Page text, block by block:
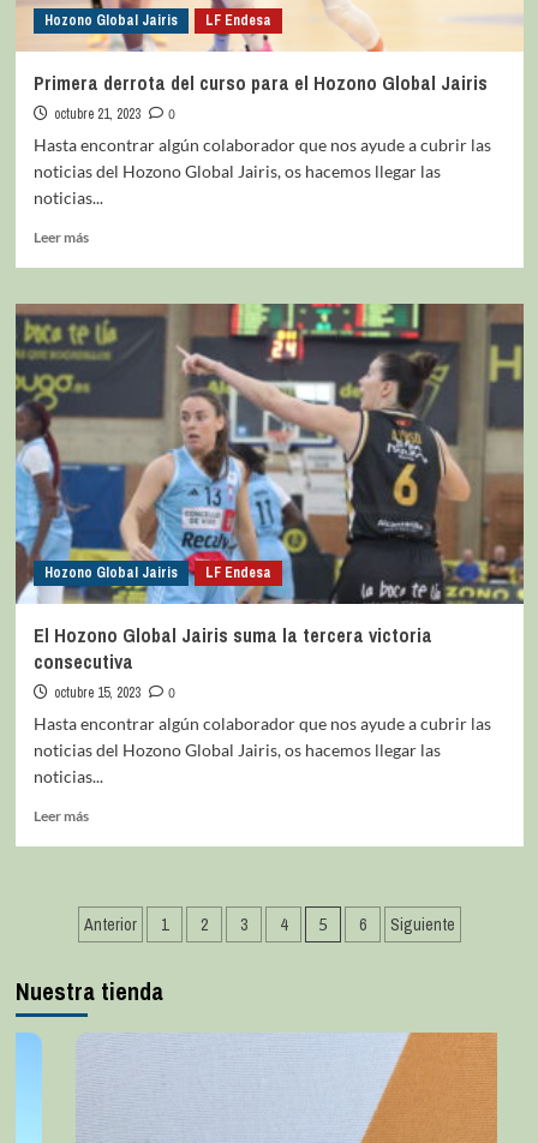
Hozono Global Jairis LF Endesa
Primera derrota del curso para el Hozono Global Jairis
octubre 21, 2023
0
Hasta encontrar algún colaborador que nos ayude a cubrir las
noticias del Hozono Global Jairis, os hacemos llegar las
noticias...
Leer más
Hozono Global Jairis LF Endesa
El Hozono Global Jairis suma la tercera victoria
consecutiva
octubre 15, 2023
0
Hasta encontrar algún colaborador que nos ayude a cubrir las
noticias del Hozono Global Jairis, os hacemos llegar las
noticias...
Leer más
Anterior 1 2 3 4 5 6 Siguiente
Nuestra tienda